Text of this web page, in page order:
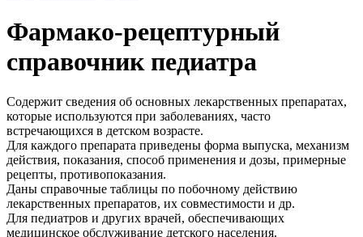
Фармако-рецептурный
справочник педиатра
Содержит сведения об основных лекарственных препаратах,
которые используются при заболеваниях, часто
встречающихся в детском возрасте.
Для каждого препарата приведены форма выпуска, механизм
действия, показания, способ применения и дозы, примерные
рецепты, противопоказания.
Даны справочные таблицы по побочному действию
лекарственных препаратов, их совместимости и др.
Для педиатров и других врачей, обеспечивающих
медицинское обслуживание детского населения.